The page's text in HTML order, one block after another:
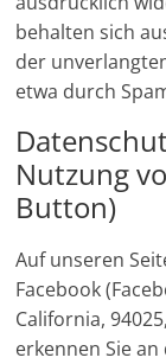
behalten sich
der
etwa durch
Nutzung
Button)
Auf unseren
Facebook
California,
erkennen Sie